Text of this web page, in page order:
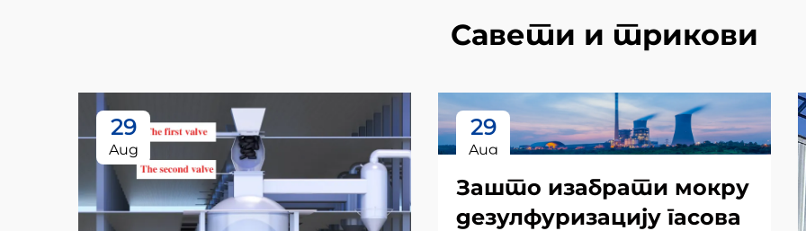
Савети и трикови
29
Aug
29
Aug
Зашто изабрати мокру
дезулфуризацију гасова